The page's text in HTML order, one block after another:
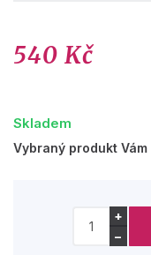
540 Kč
Skladem
Vybraný produkt
+
−